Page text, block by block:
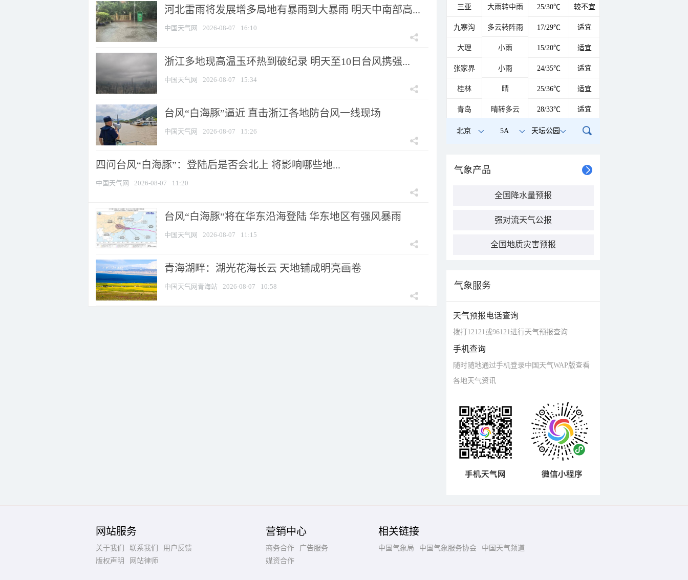
河北雷雨将发展增多局地有暴雨到大暴雨 明天中南部高...
中国天气网 2026-08-07 16:10
浙江多地现高温玉环热到破纪录 明天至10日台风携强...
中国天气网 2026-08-07 15:34
台风“白海豚”逼近 直击浙江各地防台风一线现场
中国天气网 2026-08-07 15:26
四问台风“白海豚”：登陆后是否会北上 将影响哪些地...
中国天气网 2026-08-07 11:20
台风“白海豚”将在华东沿海登陆 华东地区有强风暴雨
中国天气网 2026-08-07 11:15
青海湖畔：湖光花海长云 天地铺成明亮画卷
中国天气网青海站 2026-08-07 10:58
三亚 大雨转中雨 25/30℃ 较不宜
九寨沟 多云转阵雨 17/29℃ 适宜
大理 小雨 15/20℃ 适宜
张家界 小雨 24/35℃ 适宜
桂林 晴 25/36℃ 适宜
青岛 晴转多云 28/33℃ 适宜
北京 5A 天坛公园
气象产品
全国降水量预报
强对流天气公报
全国地质灾害预报
气象服务
天气预报电话查询
拨打12121或96121进行天气预报查询
手机查询
随时随地通过手机登录中国天气WAP版查看
各地天气资讯
网站服务
关于我们 联系我们
用户反馈
版权声明
网站律师
营销中心
商务合作
广告服务
媒资合作
相关链接
中国气象局 中国气象服务协会 中国天气频道